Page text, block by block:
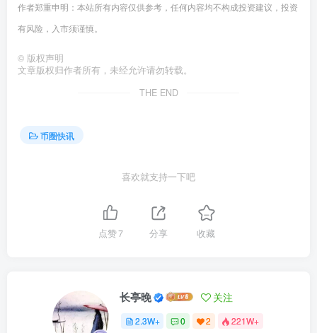
作者郑重申明：本站所有内容仅供参考，任何内容均不构成投资建议，投资
有风险，入市须谨慎。
© 版权声明
文章版权归作者所有，未经允许请勿转载。
THE END
币圈快讯
喜欢就支持一下吧
点赞7 分享 收藏
长亭晚 关注
2.3W+ 0 2 221W+